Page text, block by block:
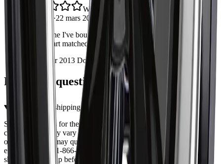
Would buy again
Daniel L. ·22 mars 2026
Second one I've bought from Autrex. Packaging was secure
and the part matched the photos exactly.
Installé sur 2013 Dodge Durango
Foire aux questions — ART R19319001
What are the shipping options for the ART R19319001?
Shipping options for the ART R19319001 are shown during
checkout and may vary by item, address, and availability. Eligible
orders over $99 may qualify for free shipping, with some
exceptions. Call 1-866-461-2787 if you need help confirming
shipping or pickup before ordering.